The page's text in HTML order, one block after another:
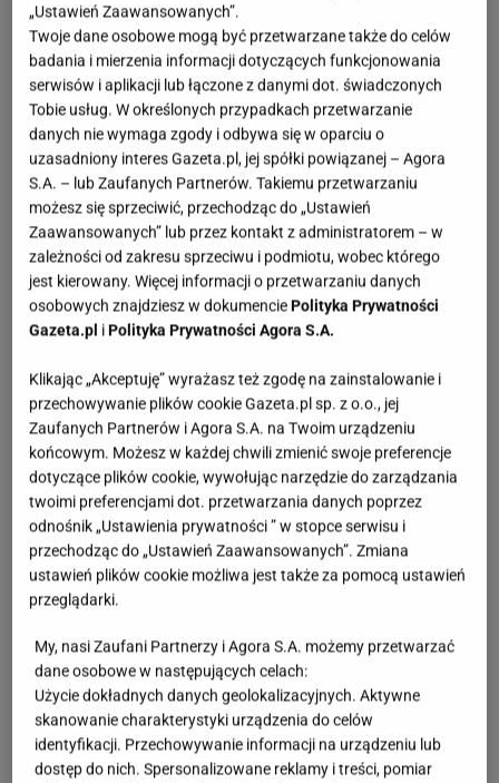
na rzecz detali, które opowiadają historię. Modne są
wnętrza pełne miękkich tekstyliów, naturalnych
materiałów i ozdób inspirowanych dziecięcymi
wspomnieniami. Święta 2025 to balans między
nowoczesnością a nostalgią.
Jakie kolory królują w święta 2025? Naturalność
spotyka się z ciepłem
Najmodniejsze są barwy inspirowane naturą.
złamana biel, ciepłe brązy i delikatna czerwień
pojawiają się też akcentyzłotai subtelnego połysku.
„Ustawień Zaawansowanych”.
Twoje dane osobowe mogą być przetwarzane także do celów
badania i mierzenia informacji dotyczących funkcjonowania
serwisów i aplikacji lub łączone z danymi dot. świadczonych
Tobie usług. W określonych przypadkach przetwarzanie
danych nie wymaga zgody i odbywa się w oparciu o
uzasadniony interes Gazeta.pl, jej spółki powiązanej – Agora
S.A. – lub Zaufanych Partnerów. Takiemu przetwarzaniu
możesz się sprzeciwić, przechodząc do „Ustawień
Zaawansowanych” lub przez kontakt z administratorem – w
zależności od zakresu sprzeciwu i podmiotu, wobec którego
jest kierowany. Więcej informacji o przetwarzaniu danych
osobowych znajdziesz w dokumencie Polityka Prywatności
Gazeta.pl i Polityka Prywatności Agora S.A.
Klikając „Akceptuję” wyrażasz też zgodę na zainstalowanie i
przechowywanie plików cookie Gazeta.pl sp. z o.o., jej
Zaufanych Partnerów i Agora S.A. na Twoim urządzeniu
końcowym. Możesz w każdej chwili zmienić swoje preferencje
dotyczące plików cookie, wywołując narzędzie do zarządzania
twoimi preferencjami dot. przetwarzania danych poprzez
odnośnik „Ustawienia prywatności ” w stopce serwisu i
przechodząc do „Ustawień Zaawansowanych”. Zmiana
ustawień plików cookie możliwa jest także za pomocą ustawień
przeglądarki.
My, nasi Zaufani Partnerzy i Agora S.A. możemy przetwarzać
dane osobowe w następujących celach:
Użycie dokładnych danych geolokalizacyjnych. Aktywne
skanowanie charakterystyki urządzenia do celów
identyfikacji. Przechowywanie informacji na urządzeniu lub
dostęp do nich. Spersonalizowane reklamy i treści, pomiar